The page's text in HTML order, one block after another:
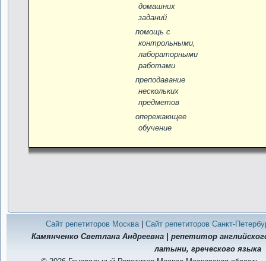
домашних
заданий
помощь с
контрольными,
лабораторными
работами
преподавание
нескольких
предметов
опережающее
обучение
Сайт репетиторов Москва| Сайт репетиторов Санкт-
Камянченко Светлана Андреевна | репетитор
латыни, греческого языка